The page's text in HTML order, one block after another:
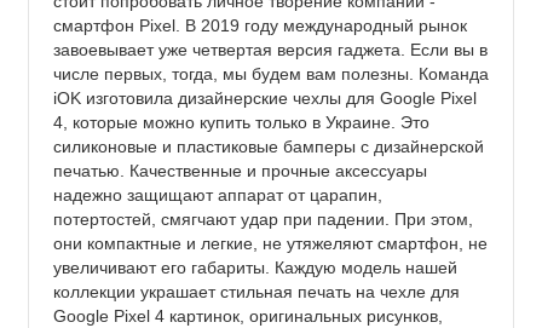
смартфон Pixel. В 2019 году международный рынок
завоевывает уже четвертая версия гаджета. Если вы в
числе первых, тогда, мы будем вам полезны. Команда
iOK изготовила дизайнерские чехлы для Google Pixel
4, которые можно купить только в Украине. Это
силиконовые и пластиковые бамперы с дизайнерской
печатью. Качественные и прочные аксессуары
надежно защищают аппарат от царапин,
потертостей, смягчают удар при падении. При этом,
они компактные и легкие, не утяжеляют смартфон, не
увеличивают его габариты. Каждую модель нашей
коллекции украшает стильная печать на чехле для
Google Pixel 4 картинок, оригинальных рисунков,